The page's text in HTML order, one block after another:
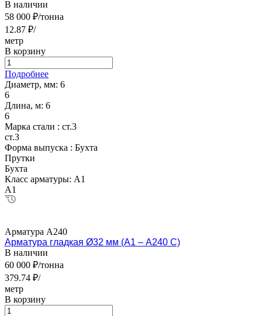
В наличии
58 000 ₽/тонна
12.87 ₽/
метр
В корзину
Подробнее
Диаметр, мм: 6
6
Длина, м: 6
6
Марка стали : ст.3
ст.3
Форма выпуска : Бухта
Прутки
Бухта
Класс арматуры: А1
А1
Арматура А240
Арматура гладкая Ø32 мм (А1 – А240 С)
В наличии
60 000 ₽/тонна
379.74 ₽/
метр
В корзину